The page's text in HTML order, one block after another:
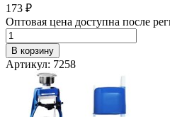
173 ₽
Оптовая цена доступна после
В корзину
Артикул: 7258